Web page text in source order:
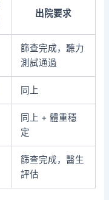
出院要求
篩查完成，聽力
測試通過
同上
同上 + 體重穩
定
篩查完成，醫生
評估